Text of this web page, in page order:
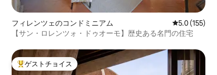
フィレンツェのコンドミニアム レビュー155
5.0 (155)
【サン・ロレンツォ・ドゥオーモ】歴史ある名門の住宅
大好評のゲストチョイスです。
ゲストチョイス